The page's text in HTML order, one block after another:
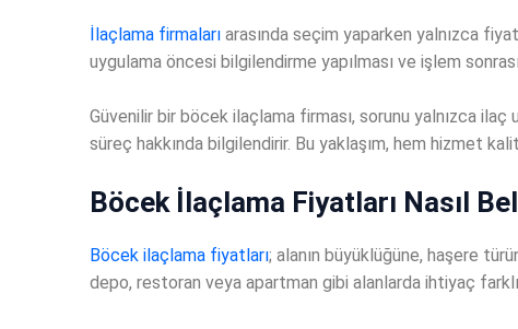
İlaçlama firmaları arasında seçim yaparken yalnızca
uygulama öncesi bilgilendirme yapılması ve işlem
Güvenilir bir böcek ilaçlama firması, sorunu yalnızca
süreç hakkında bilgilendirir. Bu yaklaşım, hem hizmet
Böcek İlaçlama Fiyatları Nasıl
Böcek ilaçlama fiyatları; alanın büyüklüğüne, haşere
depo, restoran veya apartman gibi alanlarda ihtiyaç